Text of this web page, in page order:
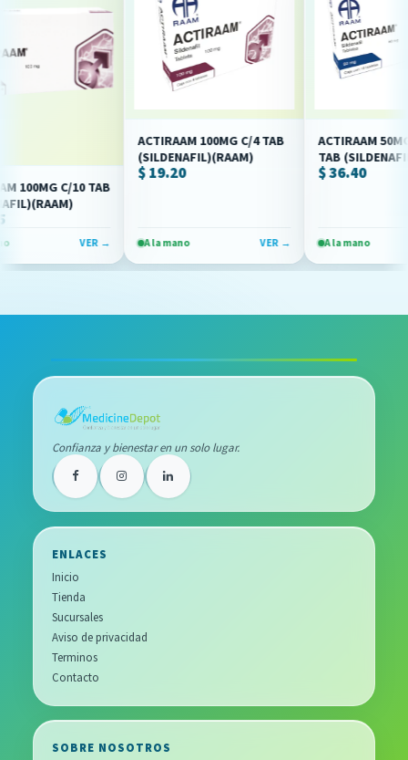
C/10 TAB
VER →
ACTIRAAM 100MG C/4 TAB
(SILDENAFIL)(RAAM)
$ 19.20
A la mano VER →
ACTIRAAM 50MG
TAB
$ 36.40
A la mano
Confianza y bienestar en un solo lugar.
ENLACES
Inicio
Tienda
Sucursales
Aviso de privacidad
Terminos
Contacto
SOBRE NOSOTROS